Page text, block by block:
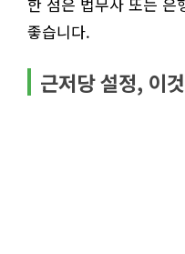
좋습니다.
근저당 설정, 이